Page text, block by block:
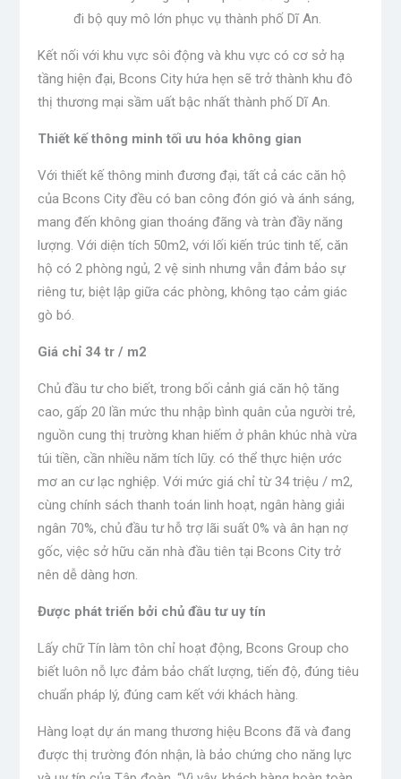
đi bộ quy mô lớn phục vụ thành phố Dĩ An.
Kết nối với khu vực sôi động và khu vực có cơ sở hạ
tầng hiện đại, Bcons City hứa hẹn sẽ trở thành khu đô
thị thương mại sầm uất bậc nhất thành phố Dĩ An.
Thiết kế thông minh tối ưu hóa không gian
Với thiết kế thông minh đương đại, tất cả các căn hộ
của Bcons City đều có ban công đón gió và ánh sáng,
mang đến không gian thoáng đãng và tràn đầy năng
lượng. Với diện tích 50m2, với lối kiến ​​trúc tinh tế, căn
hộ có 2 phòng ngủ, 2 vệ sinh nhưng vẫn đảm bảo sự
riêng tư, biệt lập giữa các phòng, không tạo cảm giác
gò bó.
Giá chỉ 34 tr / m2
Chủ đầu tư cho biết, trong bối cảnh giá căn hộ tăng
cao, gấp 20 lần mức thu nhập bình quân của người trẻ,
nguồn cung thị trường khan hiếm ở phân khúc nhà vừa
túi tiền, cần nhiều năm tích lũy. có thể thực hiện ước
mơ an cư lạc nghiệp. Với mức giá chỉ từ 34 triệu / m2,
cùng chính sách thanh toán linh hoạt, ngân hàng giải
ngân 70%, chủ đầu tư hỗ trợ lãi suất 0% và ân hạn nợ
gốc, việc sở hữu căn nhà đầu tiên tại Bcons City trở
nên dễ dàng hơn.
Được phát triển bởi chủ đầu tư uy tín
Lấy chữ Tín làm tôn chỉ hoạt động, Bcons Group cho
biết luôn nỗ lực đảm bảo chất lượng, tiến độ, đúng tiêu
chuẩn pháp lý, đúng cam kết với khách hàng.
Hàng loạt dự án mang thương hiệu Bcons đã và đang
được thị trường đón nhận, là bảo chứng cho năng lực